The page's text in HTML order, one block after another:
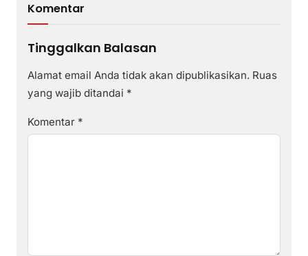
Komentar
Tinggalkan Balasan
Alamat email Anda tidak akan dipublikasikan. Ruas
yang wajib ditandai *
Komentar *